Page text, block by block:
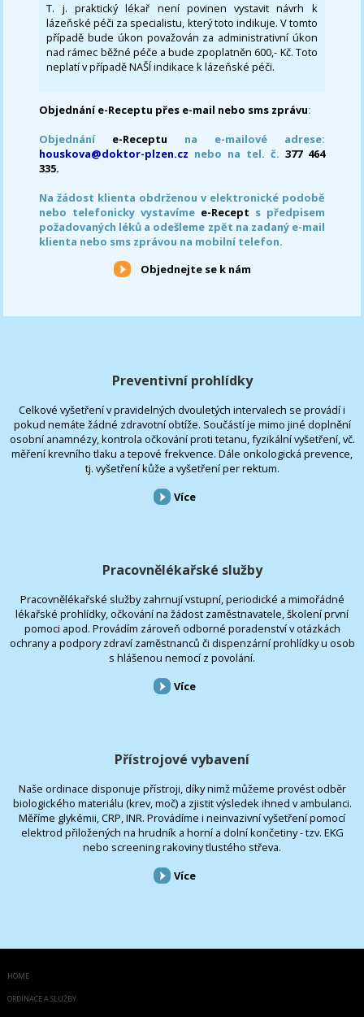
T. j. praktický lékař není povinen vystavit návrh k
lázeňské péči za specialistu, který toto indikuje. V tomto
případě bude úkon považován za administrativní úkon
nad rámec běžné péče a bude zpoplatněn 600,- Kč. Toto
neplatí v případě NAŠÍ indikace k lázeňské péči.
Objednání e-Receptu přes e-mail nebo sms zprávu:
Objednání e-Receptu na e-mailové adrese:
houskova@doktor-plzen.cz nebo na tel. č. 377 464
335.
Na žádost klienta obdrženou v elektronické podobě
nebo telefonicky vystavíme e-Recept s předpisem
požadovaných léků a odešleme zpět na zadaný e-mail
klienta nebo sms zprávou na mobilní telefon.
Objednejte se k nám
Preventivní prohlídky
Celkové vyšetření v pravidelných dvouletých intervalech se provádí i
pokud nemáte žádné zdravotní obtíže. Součástí je mimo jiné doplnění
osobní anamnézy, kontrola očkování proti tetanu, fyzikální vyšetření, vč.
měření krevního tlaku a tepové frekvence. Dále onkologická prevence,
tj. vyšetření kůže a vyšetření per rektum.
Více
Pracovnělékařské služby
Pracovnělékařské služby zahrnují vstupní, periodické a mimořádné
lékařské prohlídky, očkování na žádost zaměstnavatele, školení první
pomoci apod. Provádím zároveň odborné poradenství v otázkách
ochrany a podpory zdraví zaměstnanců či dispenzární prohlídky u osob
s hlášenou nemocí z povolání.
Více
Přístrojové vybavení
Naše ordinace disponuje přístroji, díky nimž můžeme provést odběr
biologického materiálu (krev, moč) a zjistit výsledek ihned v ambulanci.
Měříme glykémii, CRP, INR. Provádíme i neinvazivní vyšetření pomocí
elektrod přiložených na hrudník a horní a dolní končetiny - tzv. EKG
nebo screening rakoviny tlustého střeva.
Více
HOME
ORDINACE A SLUŽBY